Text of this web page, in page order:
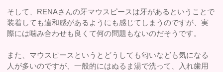
そして、RENAさんの牙マウスピースは牙があるということで
装着しても違和感があるようにも感じてしまうのですが、実
際には噛み合わせも良くて何の問題もないのだそうです。
また、マウスピースというとどうしても匂いなども気になる
人が多いのですが、一般的にはぬるま湯で洗って、入れ歯用